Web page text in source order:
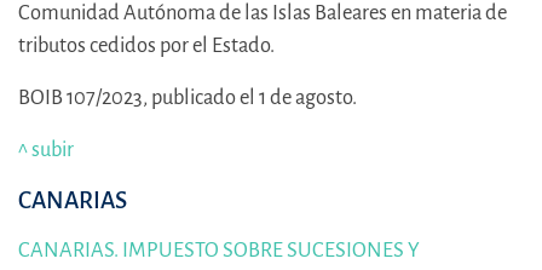
Comunidad Autónoma de las Islas Baleares en materia de
tributos cedidos por el Estado.
BOIB 107/2023, publicado el 1 de agosto.
^ subir
CANARIAS
CANARIAS. IMPUESTO SOBRE SUCESIONES Y